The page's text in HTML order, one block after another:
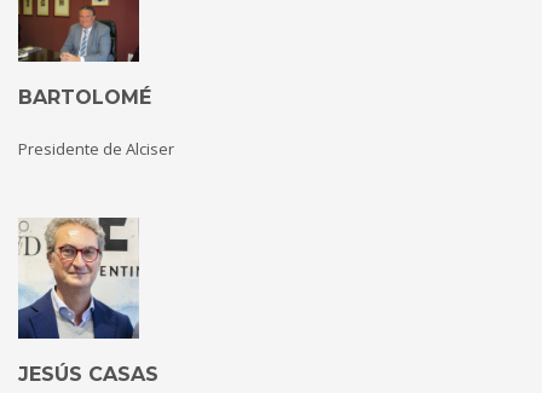
BARTOLOMÉ
Presidente de Alciser
JESÚS CASAS